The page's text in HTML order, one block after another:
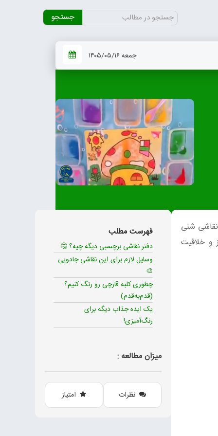
جستجو
برای:
جمعه ۱۴۰۵/۰۵/۱۶
شنی
و خلاقیت
فهرست مطلب
دفتر نقاشی برچسبی دیگه چیه؟ 🤔
وسایل لازم برای این نقاشی جادویی
🎨
چطوری کلبه قارچی رو رنگ کنیم؟
(قدم‌به‌قدم)
یک ایده جذاب دیگه برای
رنگ‌آمیزی!
میزان مطالعه :
نظرات امتیاز